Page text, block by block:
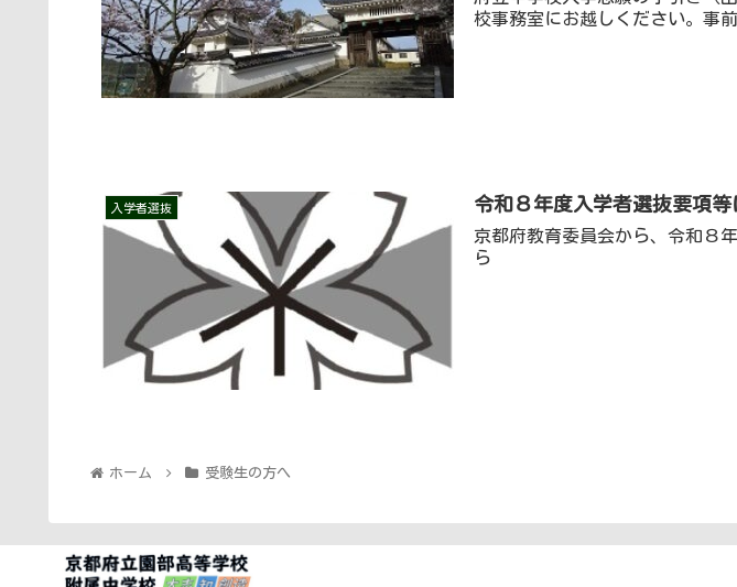
校事務室にお越しください。事
入学者選抜 令和８年度入学者選抜要項等
京都府教育委員会から、令和８年度京都
ら
ホーム 受験生の方へ